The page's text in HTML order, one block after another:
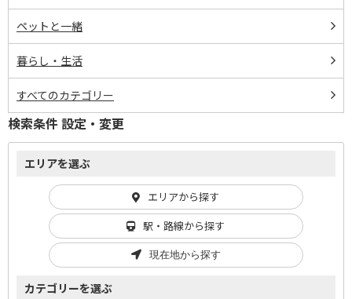
ペットと一緒
暮らし・生活
すべてのカテゴリー
検索条件 設定・変更
エリアを選ぶ
エリアから探す
駅・路線から探す
現在地から探す
カテゴリーを選ぶ